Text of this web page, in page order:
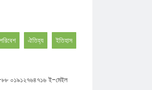
পরিবেশ ঐতিহ্য ইতিহাস
০১৯১২৭৬৪৭১৬ ই-মেইল